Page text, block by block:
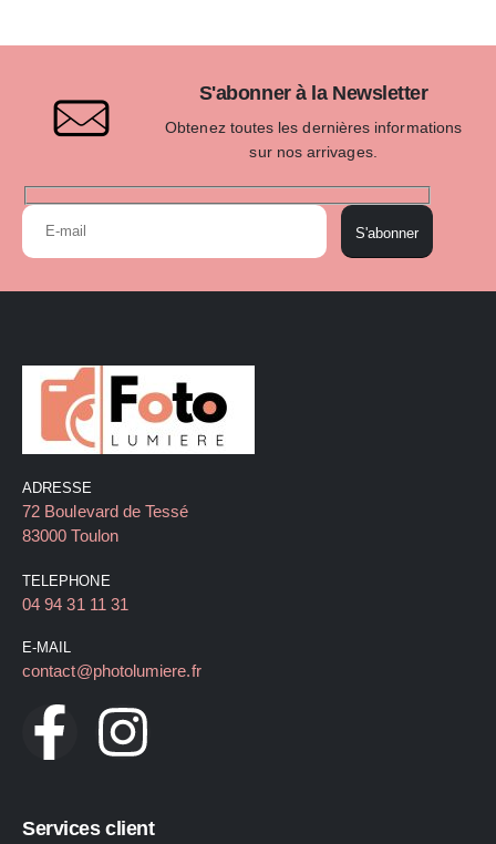
S'abonner à la Newsletter
Obtenez toutes les dernières informations
sur nos arrivages.
S'abonner
ADRESSE
72 Boulevard de Tessé
83000 Toulon
TELEPHONE
04 94 31 11 31
E-MAIL
contact@photolumiere.fr
Services client